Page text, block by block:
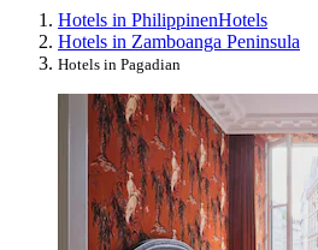
Hotels in PhilippinenHotels
Hotels in Zamboanga Peninsula
Hotels in Pagadian